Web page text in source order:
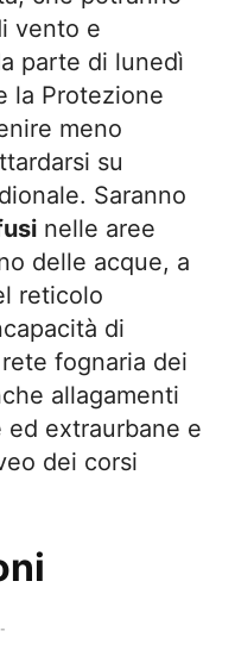
vento e
parte di lunedì
la Protezione
meno
su
Saranno
nelle aree
delle acque, a
reticolo
di
fognaria dei
allagamenti
ed extraurbane e
dei corsi